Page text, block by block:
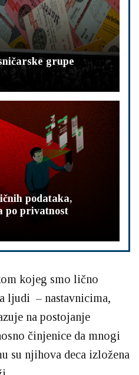
grupe
podataka,
po privatnost
kojeg smo lično
ljudi – nastavnicima,
na postojanje
činjenice da mnogi
su njihova deca izložena